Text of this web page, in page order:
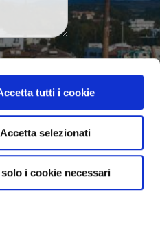
tutti i cookie
Accetta selezionati
solo i cookie necessari
della
per